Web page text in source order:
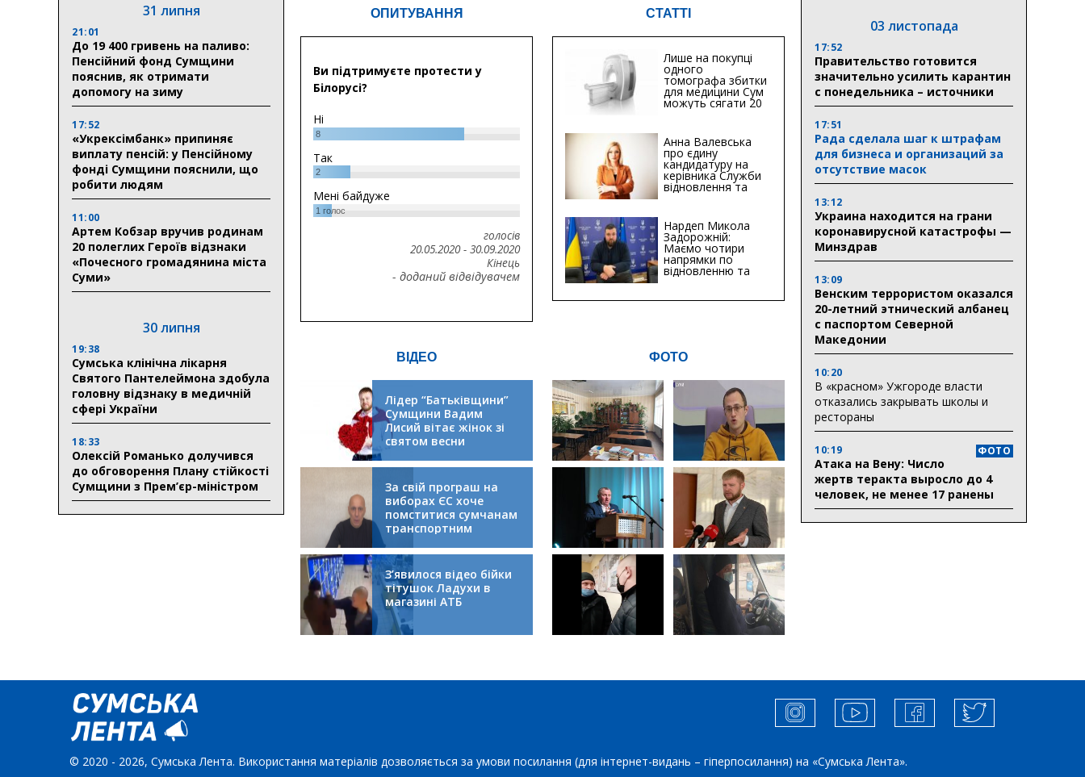
31 липня
21:01
До 19 400 гривень на паливо:
Пенсійний фонд Сумщини
пояснив, як отримати
допомогу на зиму
17:52
«Укрексімбанк» припиняє
виплату пенсій: у Пенсійному
фонді Сумщини пояснили, що
робити людям
11:00
Артем Кобзар вручив родинам
20 полеглих Героїв відзнаки
«Почесного громадянина міста
Суми»
30 липня
19:38
Сумська клінічна лікарня
Святого Пантелеймона здобула
головну відзнаку в медичній
сфері України
18:33
Олексій Романько долучився
до обговорення Плану стійкості
Сумщини з Прем’єр-міністром
ОПИТУВАННЯ
Ви підтримуєте протести у
Білорусі?
Ні
8
Так
2
Мені байдуже
1голос
голосів
20.05.2020- 30.09.2020
Кінець
- доданий відвідувачем
СТАТТІ
Лише на покупці
одного
томографа збитки
для медицини Сум
можуть сягати 20
мільйонів гривень
Анна Валевська
про єдину
кандидатуру на
керівника Служби
відновлення та
інфраструктури у
Хіба...
Нардеп Микола
Задорожній:
Маємо чотири
напрямки по
відновленню та
будівництву
інфраструктури
ВІДЕО
Лідер “Батьківщини”
Сумщини Вадим
Лисий вітає жінок зі
святом весни
За свій програш на
виборах ЄС хоче
помститися сумчанам
транспортним
колапсом
З’явилося відео бійки
тітушок Ладухи в
магазині АТБ
ФОТО
03 листопада
17:52
Правительство готовится
значительно усилить карантин
с понедельника – источники
17:51
Рада сделала шаг к штрафам
для бизнеса и организаций за
отсутствие масок
13:12
Украина находится на грани
коронавирусной катастрофы —
Минздрав
13:09
Венским террористом оказался
20-летний этнический албанец
с паспортом Северной
Македонии
10:20
В «красном» Ужгороде власти
отказались закрывать школы и
рестораны
10:19 ФОТО
Атака на Вену: Число
жертв теракта выросло до 4
человек, не менее 17 ранены
© 2020 - 2026, Сумська Лента. Використання матеріалів дозволяється за умови посилання (для інтернет-видань – гіперпосилання) на «Сумська Лента».